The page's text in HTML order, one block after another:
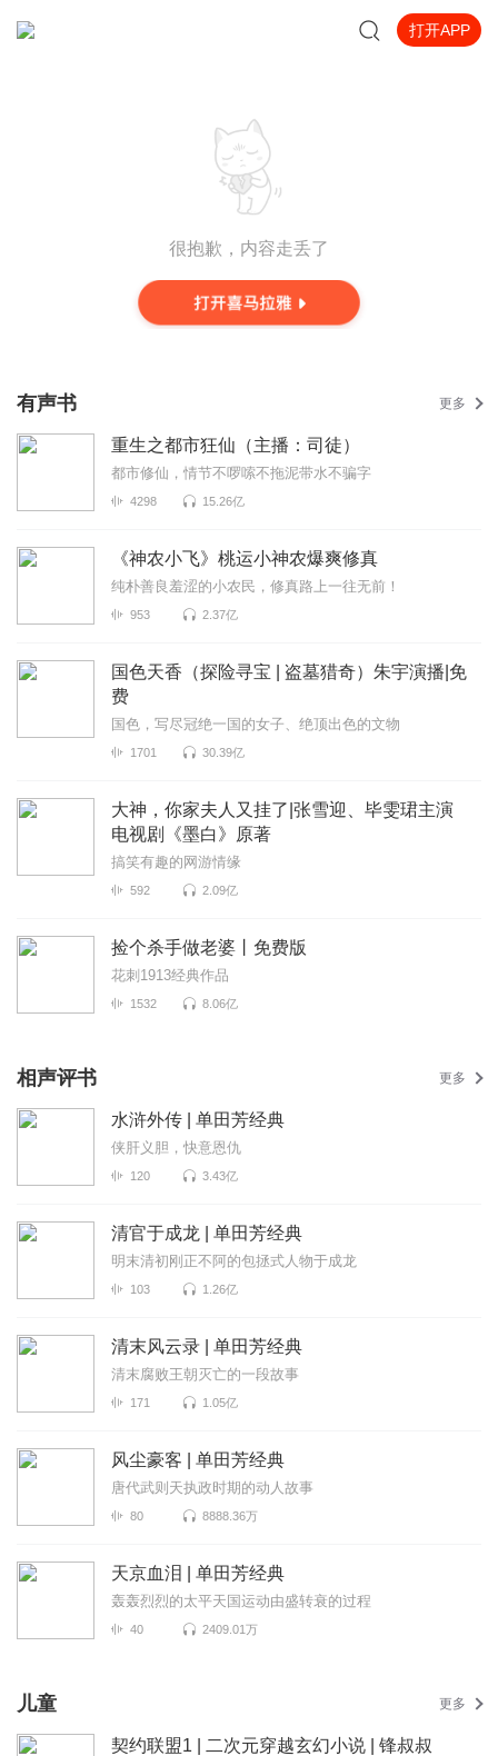
打开APP
很抱歉，内容走丢了
有声书 更多
重生之都市狂仙（主播：司徒）
都市修仙，情节不啰嗦不拖泥带水不骗字
4298 15.26亿
《神农小飞》桃运小神农爆爽修真
纯朴善良羞涩的小农民，修真路上一往无前！
953 2.37亿
国色天香（探险寻宝 | 盗墓猎奇）朱宇演播|免
费
国色，写尽冠绝一国的女子、绝顶出色的文物
1701 30.39亿
大神，你家夫人又挂了|张雪迎、毕雯珺主演
电视剧《墨白》原著
搞笑有趣的网游情缘
592 2.09亿
捡个杀手做老婆丨免费版
花刺1913经典作品
1532 8.06亿
相声评书 更多
水浒外传 | 单田芳经典
侠肝义胆，快意恩仇
120 3.43亿
清官于成龙 | 单田芳经典
明末清初刚正不阿的包拯式人物于成龙
103 1.26亿
清末风云录 | 单田芳经典
清末腐败王朝灭亡的一段故事
171 1.05亿
风尘豪客 | 单田芳经典
唐代武则天执政时期的动人故事
80 8888.36万
天京血泪 | 单田芳经典
轰轰烈烈的太平天国运动由盛转衰的过程
40 2409.01万
儿童 更多
契约联盟1 | 二次元穿越玄幻小说 | 锋叔叔